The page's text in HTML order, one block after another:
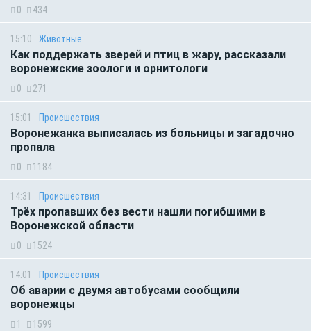
0 434
15:10 Животные
Как поддержать зверей и птиц в жару, рассказали
воронежские зоологи и орнитологи
0 271
15:01 Происшествия
Воронежанка выписалась из больницы и загадочно
пропала
0 1184
14:31 Происшествия
Трёх пропавших без вести нашли погибшими в
Воронежской области
0 1524
14:01 Происшествия
Об аварии с двумя автобусами сообщили
воронежцы
1 1599